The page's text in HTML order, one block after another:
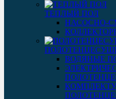
ТЕПЛЫЙ ПОЛ
НАСОСНО-
ВОДЯНЫЕ